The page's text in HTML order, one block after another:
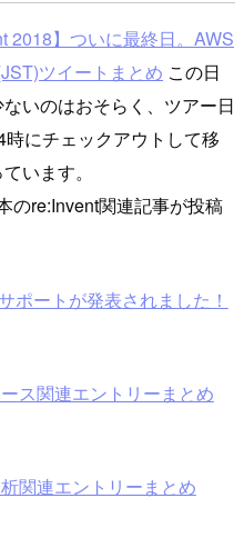
2018】ついに最終日。AWS
ツイートまとめ この日
いのはおそらく、ツアー日
にチェックアウトして移
います。
のre:Invent関連記事が投稿
ポートが発表されました！
ス関連エントリーまとめ
関連エントリーまとめ